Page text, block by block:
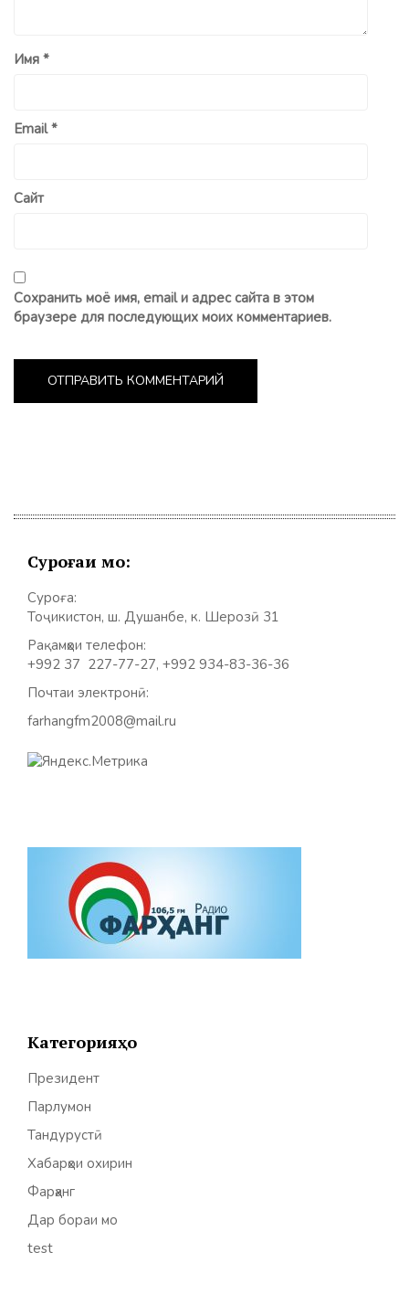
Имя *
Email*
Сайт
Сохранить моё имя, email и адрес сайта в этом
браузере для последующих моих комментариев.
Суроғаи мо:
Суроға:
Тоҷикистон, ш. Душанбе, к. Шерозӣ 31
Рақамҳои телефон:
+992 37 227-77-27, +992 934-83-36-36
Почтаи электронӣ:
farhangfm2008@mail.ru
Категорияҳо
Президент
Парлумон
Тандурустӣ
Хабарҳои охирин
Фарҳанг
Дар бораи мо
test